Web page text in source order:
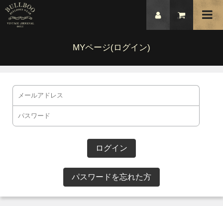
MYページ(ログイン)
パスワードを忘れた方